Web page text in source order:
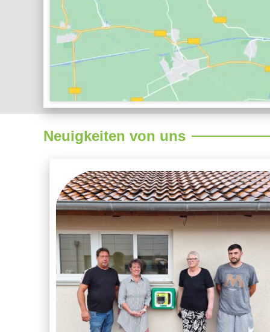
Neuigkeiten von uns